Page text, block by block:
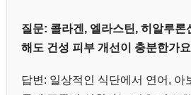
질문: 콜라겐, 엘라스틴, 히알루론
해도 건성 피부 개선이 충분한가
답변: 일상적인 식단에서 연어, 아